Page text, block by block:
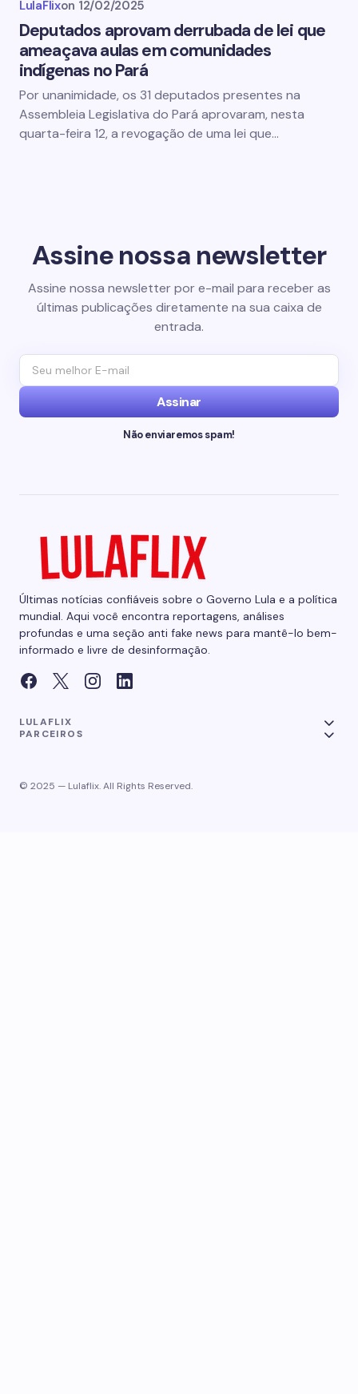
LulaFlixon 12/02/2025
Deputados aprovam derrubada de lei que
ameaçava aulas em comunidades
indígenas no Pará
Por unanimidade, os 31 deputados presentes na
Assembleia Legislativa do Pará aprovaram, nesta
quarta-feira 12, a revogação de uma lei que…
Assine nossa newsletter
Assine nossa newsletter por e-mail para receber as
últimas publicações diretamente na sua caixa de
entrada.
Assinar
Não enviaremos spam!
Últimas notícias confiáveis sobre o Governo Lula e a política
mundial. Aqui você encontra reportagens, análises
profundas e uma seção anti fake news para mantê-lo bem-
informado e livre de desinformação.
LULAFLIX
PARCEIROS
© 2025 — Lulaflix. All Rights Reserved.